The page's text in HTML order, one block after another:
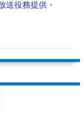
送役務提供・